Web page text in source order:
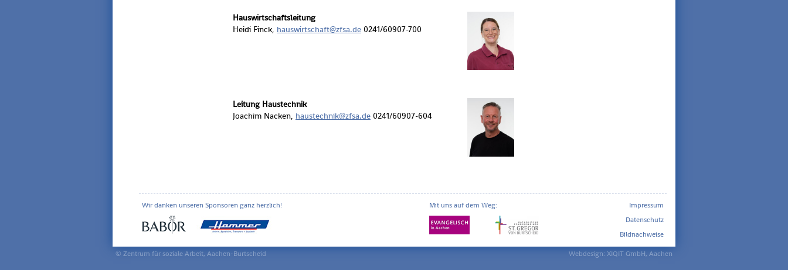
Haus­wirt­schafts­lei­tung
Heidi Finck, haus­wirt­schaft@​zfsa.​de 0241/60907-700
Lei­tung Haus­tech­nik
Joa­chim Na­cken, haus­tech­nik@​zfsa.​de 0241/60907-604
Impressum
Datenschutz
Bildnachweise
Mit uns auf dem Weg:
Wir danken unseren Sponsoren ganz herzlich!
Webdesign: XIQIT GmbH, Aachen
© Zentrum für soziale Arbeit, Aachen-Burtscheid